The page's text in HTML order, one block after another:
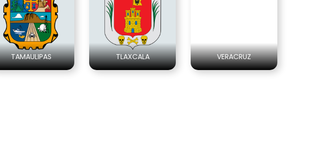
TAMAULIPAS TLAXCALA VERACRUZ